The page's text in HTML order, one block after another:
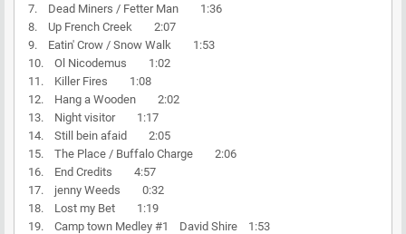
7. Dead Miners / Fetter Man 1:36
8. Up French Creek 2:07
9. Eatin' Crow / Snow Walk 1:53
10. Ol Nicodemus 1:02
11. Killer Fires 1:08
12. Hang a Wooden 2:02
13. Night visitor 1:17
14. Still bein afaid 2:05
15. The Place / Buffalo Charge 2:06
16. End Credits 4:57
17. jenny Weeds 0:32
18. Lost my Bet 1:19
19. Camp town Medley #1 David Shire 1:53